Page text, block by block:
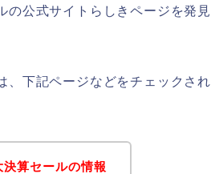
公式サイトらしきページを発見
、下記ページなどをチェックされ
算セールの情報